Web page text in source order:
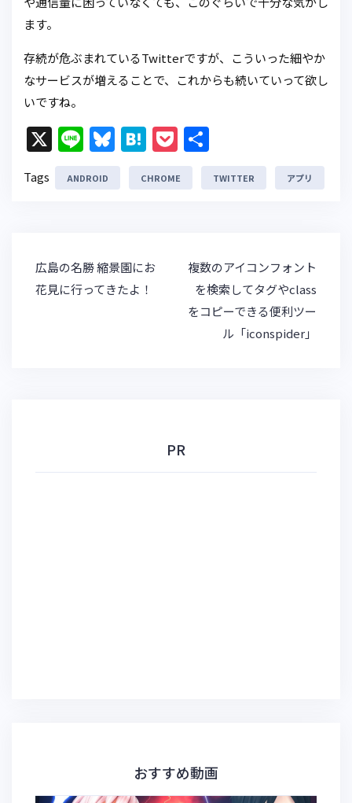
ます。
存続が危ぶまれているTwitterですが、こういった細やか
なサービスが増えることで、これからも続いていって欲し
いですね。
X Li
n
e
Bl
u
e
y
H
at
e
P
o
c
有
Tags ANDROID CHROME TWITTER アプリ
投
稿
ナ
広島の名勝 縮景園にお
花見に行ってきたよ！
複数のアイコンフォント
を検索してタグやclass
をコピーできる便利ツー
ル「iconspider」
PR
おすすめ動画